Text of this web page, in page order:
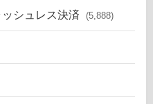
シュレス決済 (5,888)